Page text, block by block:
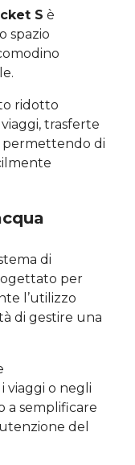
S è
spazio
ridotto
trasferte
permettendo di
di
per
l’utilizzo
di gestire una
viaggi o negli
a semplificare
del